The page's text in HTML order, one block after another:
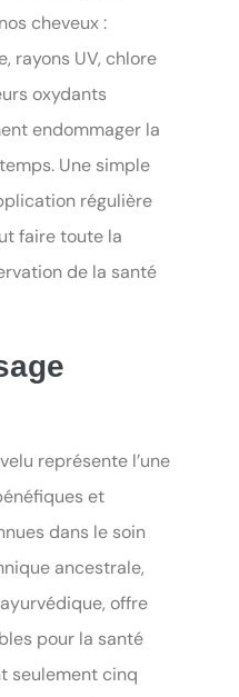
cheveux :
rayons UV, chlore
oxydants
endommager la
Une simple
régulière
faire toute la
de la santé
représente l’une
et
dans le soin
ancestrale,
offre
pour la santé
seulement cinq